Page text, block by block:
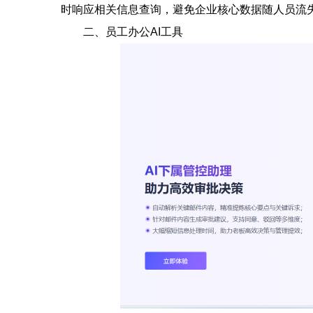
时响应相关信息查询，避免企业核心数据随人员流
二、员工办公AI工具